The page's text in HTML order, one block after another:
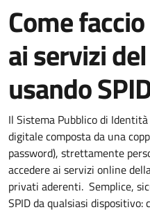
Come
ai servizi
usando
Il Sistema Pubblico di
digitale composta da una
password), strettamente
accedere ai servizi online
privati aderenti. Semplice,
SPID da qualsiasi